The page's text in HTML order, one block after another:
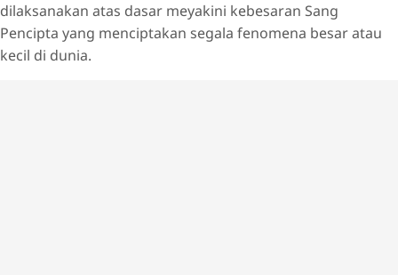
dilaksanakan atas dasar meyakini kebesaran Sang
Pencipta yang menciptakan segala fenomena besar atau
kecil di dunia.